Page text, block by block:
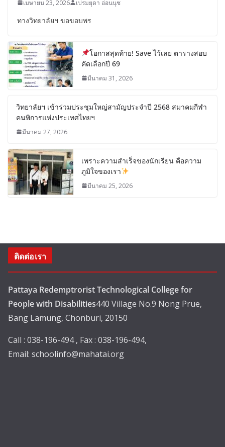
เมษายน 23, 2026 เปรมยุดา อ่อนนุช
ทางวิทยาลัยฯ ขอขอบพร
โอกาสสุดท้าย! Save ไว้เลย ตารางสอบ
คัดเลือกปี 69
มีนาคม 31, 2026
วิทยาลัยฯ เข้าร่วมประชุมใหญ่สามัญประจำปี 2568 สมาคมกีฬา
คนพิการแห่งประเทศไทยฯ
มีนาคม 27, 2026
เพราะความสำเร็จของนักเรียน คือความ
ภูมิใจของเรา
มีนาคม 25, 2026
ติดต่อเรา
Pattaya Redemptrorist Technological College for
People with Disabilities440 Village No.9 Nong Prue,
Bang Lamung, Chonburi, 20150
Call : 038-196-494 , Fax : 038-196-494,
Email: schoolinfo@mahatai.org